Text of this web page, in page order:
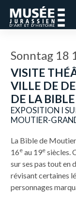
Sonntag 18
VISITE
VILLE DE
DE LA BIBLE
EXPOSITION I
MOUTIER-
La Bible de
16e au 19e siècles.
sur ses pas tout en
révisant certaines
personnages